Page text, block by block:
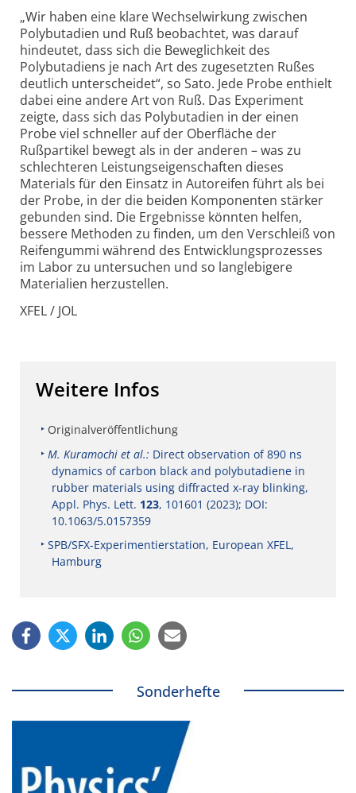
„Wir haben eine klare Wechselwirkung zwischen
Polybutadien und Ruß beobachtet, was darauf
hindeutet, dass sich die Beweglichkeit des
Polybutadiens je nach Art des zugesetzten Rußes
deutlich unterscheidet“, so Sato. Jede Probe enthielt
dabei eine andere Art von Ruß. Das Experiment
zeigte, dass sich das Polybutadien in der einen
Probe viel schneller auf der Oberfläche der
Rußpartikel bewegt als in der anderen – was zu
schlechteren Leistungs­eigenschaften dieses
Materials für den Einsatz in Autoreifen führt als bei
der Probe, in der die beiden Komponenten stärker
gebunden sind. Die Ergebnisse könnten helfen,
bessere Methoden zu finden, um den Verschleiß von
Reifengummi während des Entwicklungs­prozesses
im Labor zu untersuchen und so langlebigere
Materialien herzustellen.
XFEL / JOL
Weitere Infos
Originalveröffentlichung
M. Kuramochi et al.: Direct observation of 890 ns
dynamics of carbon black and polybutadiene in
rubber materials using diffracted x-ray blinking,
Appl. Phys. Lett. 123, 101601 (2023); DOI:
10.1063/5.0157359
SPB/SFX-Experimentierstation, European XFEL,
Hamburg
Sonderhefte